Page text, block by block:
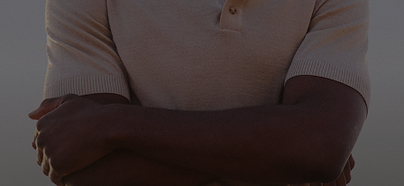
Zaloguj się / Zarejestruj się
Ulubione (
Artykuły)
Kontakt i Obsługa klienta
Wyszukiwarka sklepów